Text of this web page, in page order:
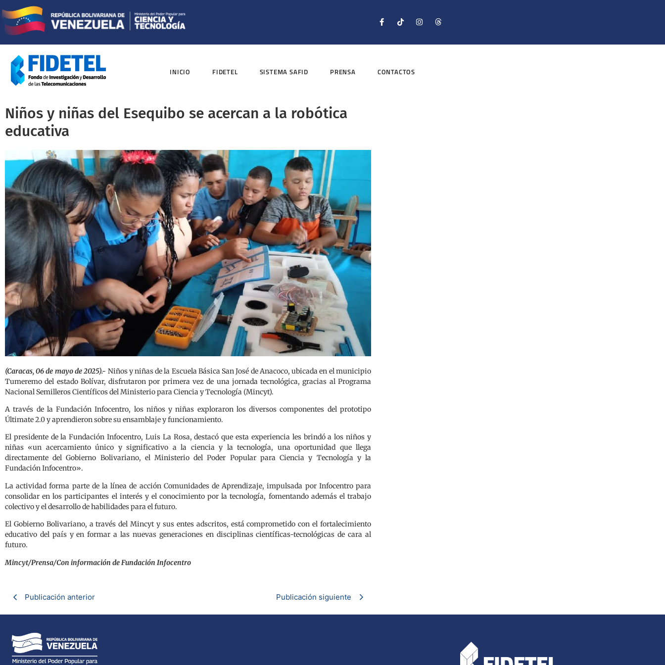
INICIO FIDETEL SISTEMA SAFID PRENSA CONTACTOS
Niños y niñas del Esequibo se acercan a la robótica
educativa
(Caracas, 06 de mayo de 2025).- Niños y niñas de la Escuela Básica San José de Anacoco, ubicada en el municipio
Tumeremo del estado Bolívar, disfrutaron por primera vez de una jornada tecnológica, gracias al Programa
Nacional Semilleros Científicos del Ministerio para Ciencia y Tecnología (Mincyt).
A través de la Fundación Infocentro, los niños y niñas exploraron los diversos componentes del prototipo
Últimate 2.0 y aprendieron sobre su ensamblaje y funcionamiento.
El presidente de la Fundación Infocentro, Luis La Rosa, destacó que esta experiencia les brindó a los niños y
niñas «un acercamiento único y significativo a la ciencia y la tecnología, una oportunidad que llega
directamente del Gobierno Bolivariano, el Ministerio del Poder Popular para Ciencia y Tecnología y la
Fundación Infocentro».
La actividad forma parte de la línea de acción Comunidades de Aprendizaje, impulsada por Infocentro para
consolidar en los participantes el interés y el conocimiento por la tecnología, fomentando además el trabajo
colectivo y el desarrollo de habilidades para el futuro.
El Gobierno Bolivariano, a través del Mincyt y sus entes adscritos, está comprometido con el fortalecimiento
educativo del país y en formar a las nuevas generaciones en disciplinas científicas-tecnológicas de cara al
futuro.
Mincyt/Prensa/Con información de Fundación Infocentro
Publicación anterior Publicación siguiente